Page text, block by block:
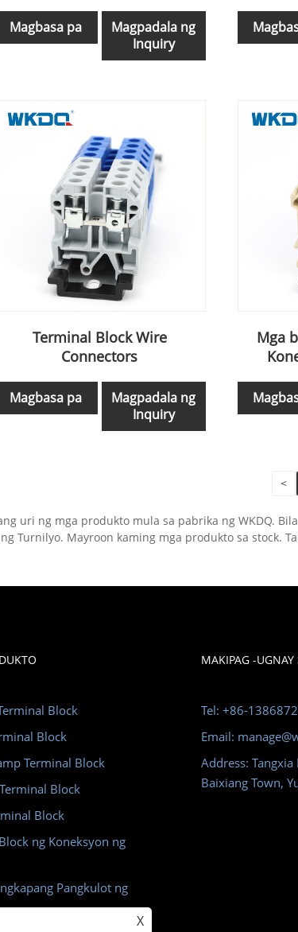
Magbasa pa
Magpadala ng
Inquiry
Terminal Block Wire
Connectors
Magbasa pa
Magpadala ng
Inquiry
Mga
<
uri ng mga produkto mula sa pabrika ng WKDQ.
Turnilyo. Mayroon kaming mga produkto sa stock.
Block
Block
Terminal Block
Block
Block
ng Koneksyon ng
Pangkulot ng
MAKIPAG -
Tel: +86-
Email:
Address:
Baixiang Town,
X